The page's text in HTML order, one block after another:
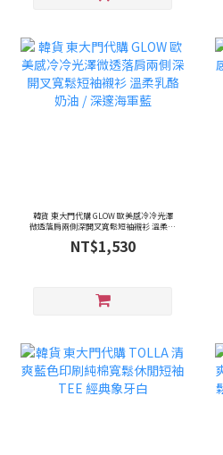
韓貨 東大門代購 GLOW 歐美感冷冷光澤
微透落肩兩側深開叉寬鬆短袖襯衫 溫柔乳
酪奶油 / 深邃海軍藍
NT$1,530